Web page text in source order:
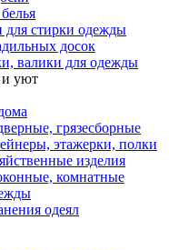
стирки одежды
досок
валики для одежды
и уют
грязесборные
этажерки, полки
изделия
комнатные
одеял